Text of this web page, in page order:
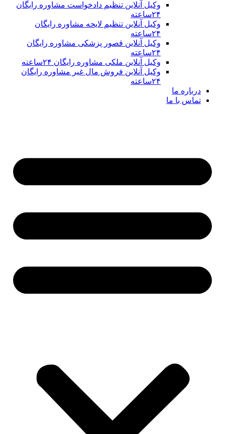
وکیل آنلاین تنظیم دادخواست مشاوره رایگان
وکیل آنلاین تنظیم لایحه مشاوره رایگان
وکیل آنلاین قصور پزشکی مشاوره رایگان
وکیل آنلاین ملکی مشاوره رایگان ۲۴ساعته
وکیل آنلاین فروش مال غیر مشاوره رایگان
درباره ما
تماس با ما